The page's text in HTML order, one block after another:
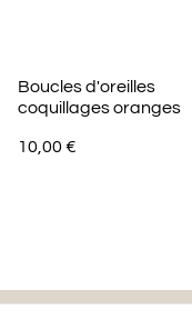
Boucles d'oreilles
coquillages oranges
10,00 €